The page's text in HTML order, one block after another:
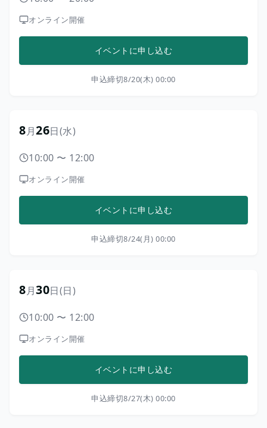
オンライン開催
イベントに申し込む
申込締切8/20(木) 00:00
8月26日(水)
10:00 〜 12:00
オンライン開催
イベントに申し込む
申込締切8/24(月) 00:00
8月30日(日)
10:00 〜 12:00
オンライン開催
イベントに申し込む
申込締切8/27(木) 00:00